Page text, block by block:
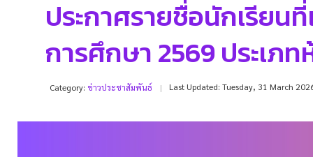
ประกาศรายชื่อนักเรีย
การศึกษา 2569 ประเภ
Category: ข่าวประชาสัมพันธ์ Last Updated: Tuesday, 31 March